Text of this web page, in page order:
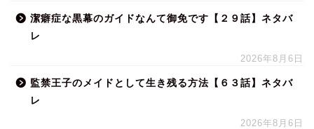
潔癖症な黒幕のガイドなんて御免です【２９話】ネタバ
レ
2026年8月6日
監禁王子のメイドとして生き残る方法【６３話】ネタバ
レ
2026年8月6日